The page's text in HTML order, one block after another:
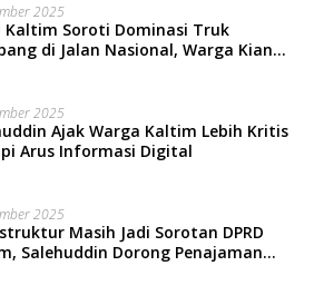
2025
Kaltim Soroti Dominasi Truk
di Jalan Nasional, Warga Kian
2025
Ajak Warga Kaltim Lebih Kritis
Arus Informasi Digital
2025
Masih Jadi Sorotan DPRD
Salehuddin Dorong Penajaman